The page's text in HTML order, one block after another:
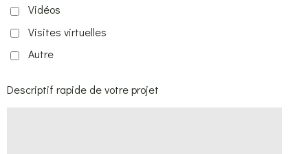
Vidéos
Visites virtuelles
Autre
Descriptif rapide de votre projet